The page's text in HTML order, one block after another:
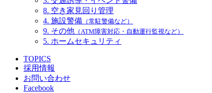
8. 空き家見回り管理
4. 施設警備 （常駐警備など）
9. その他 （ATM障害対応・自動運行監視など）
5. ホームセキュリティ
TOPICS
採用情報
お問い合わせ
Facebook